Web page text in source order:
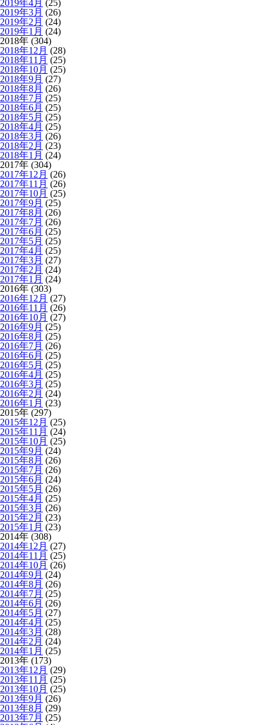
2019年4月 (25)
2019年3月 (26)
2019年2月 (24)
2019年1月 (24)
2018年 (304)
2018年12月 (28)
2018年11月 (25)
2018年10月 (25)
2018年9月 (27)
2018年8月 (26)
2018年7月 (25)
2018年6月 (25)
2018年5月 (25)
2018年4月 (25)
2018年3月 (26)
2018年2月 (23)
2018年1月 (24)
2017年 (304)
2017年12月 (26)
2017年11月 (26)
2017年10月 (25)
2017年9月 (25)
2017年8月 (26)
2017年7月 (26)
2017年6月 (25)
2017年5月 (25)
2017年4月 (25)
2017年3月 (27)
2017年2月 (24)
2017年1月 (24)
2016年 (303)
2016年12月 (27)
2016年11月 (26)
2016年10月 (27)
2016年9月 (25)
2016年8月 (25)
2016年7月 (26)
2016年6月 (25)
2016年5月 (25)
2016年4月 (25)
2016年3月 (25)
2016年2月 (24)
2016年1月 (23)
2015年 (297)
2015年12月 (25)
2015年11月 (24)
2015年10月 (25)
2015年9月 (24)
2015年8月 (26)
2015年7月 (26)
2015年6月 (24)
2015年5月 (26)
2015年4月 (25)
2015年3月 (26)
2015年2月 (23)
2015年1月 (23)
2014年 (308)
2014年12月 (27)
2014年11月 (25)
2014年10月 (26)
2014年9月 (24)
2014年8月 (26)
2014年7月 (25)
2014年6月 (26)
2014年5月 (27)
2014年4月 (25)
2014年3月 (28)
2014年2月 (24)
2014年1月 (25)
2013年 (173)
2013年12月 (29)
2013年11月 (25)
2013年10月 (25)
2013年9月 (26)
2013年8月 (29)
2013年7月 (25)